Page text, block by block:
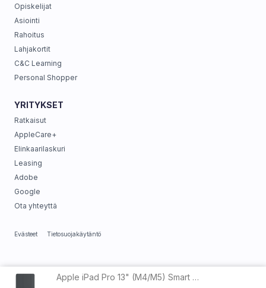
Apple iPad Pro 13" (M4/M5) Smart Folio Black
Opiskelijat
Asiointi
Rahoitus
Lahjakortit
C&C Learning
Personal Shopper
YRITYKSET
Ratkaisut
AppleCare+
Elinkaarilaskuri
Leasing
Adobe
Google
Ota yhteyttä
Evästeet Tietosuojakäytäntö